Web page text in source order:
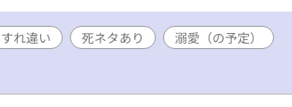
すれ違い 死ネタあり
溺愛（の予定）